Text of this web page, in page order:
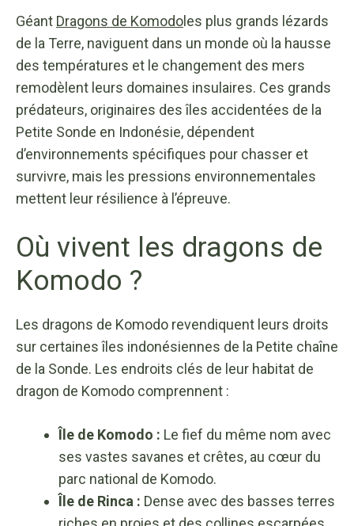
Géant Dragons de Komodo les plus grands lézards
de la Terre, naviguent dans un monde où la hausse
des températures et le changement des mers
remodèlent leurs domaines insulaires. Ces grands
prédateurs, originaires des îles accidentées de la
Petite Sonde en Indonésie, dépendent
d’environnements spécifiques pour chasser et
survivre, mais les pressions environnementales
mettent leur résilience à l’épreuve.
Où vivent les dragons de
Komodo ?
Les dragons de Komodo revendiquent leurs droits
sur certaines îles indonésiennes de la Petite chaîne
de la Sonde. Les endroits clés de leur habitat de
dragon de Komodo comprennent :
Île de Komodo : Le fief du même nom avec
ses vastes savanes et crêtes, au cœur du
parc national de Komodo.
Île de Rinca : Dense avec des basses terres